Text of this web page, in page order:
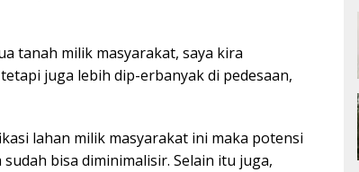
tanah milik masyarakat, saya kira
juga lebih dip-erbanyak di pedesaan,
lahan milik masyarakat ini maka potensi
bisa diminimalisir. Selain itu juga,